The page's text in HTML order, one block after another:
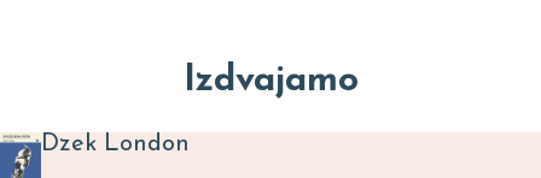
Izdvajamo
Dzek London